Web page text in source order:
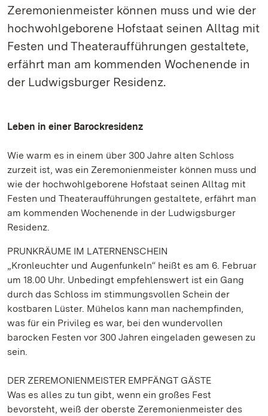
Zeremonienmeister können muss und wie der
hochwohlgeborene Hofstaat seinen Alltag mit
Festen und Theateraufführungen gestaltete,
erfährt man am kommenden Wochenende in
der Ludwigsburger Residenz.
Leben in einer Barockresidenz
Wie warm es in einem über 300 Jahre alten Schloss
zurzeit ist, was ein Zeremonienmeister können muss und
wie der hochwohlgeborene Hofstaat seinen Alltag mit
Festen und Theateraufführungen gestaltete, erfährt man
am kommenden Wochenende in der Ludwigsburger
Residenz.
PRUNKRÄUME IM LATERNENSCHEIN
„Kronleuchter und Augenfunkeln“ heißt es am 6. Februar
um 18.00 Uhr. Unbedingt empfehlenswert ist ein Gang
durch das Schloss im stimmungsvollen Schein der
kostbaren Lüster. Mühelos kann man nachempfinden,
was für ein Privileg es war, bei den wundervollen
barocken Festen vor 300 Jahren eingeladen gewesen zu
sein.
DER ZEREMONIENMEISTER EMPFÄNGT GÄSTE
Was es alles zu tun gibt, wenn ein großes Fest
bevorsteht, weiß der oberste Zeremonienmeister des